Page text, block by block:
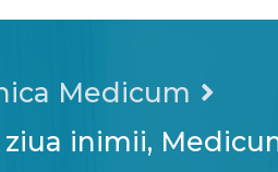
Medicum
ziua inimii,